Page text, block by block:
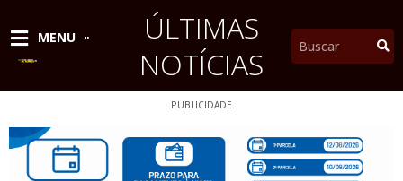
conteúdo
MENU
ÚLTIMAS
NOTÍCIAS
Pesquisar
PUBLICIDADE